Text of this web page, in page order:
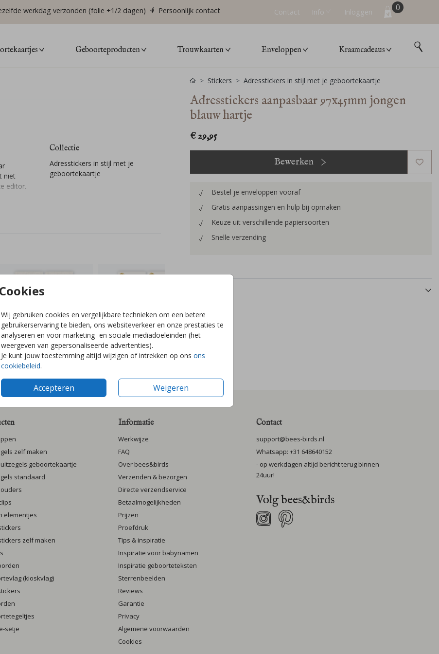
werkdag verzonden (folie +1/2 dagen) Persoonlijk contact Contact Info Inloggen 0
Geboorteproducten Trouwkaarten Enveloppen Kraamcadeaus
Cookies
Wij gebruiken cookies en vergelijkbare technieken om een betere
gebruikerservaring te bieden, ons websiteverkeer en onze prestaties te
analyseren en voor marketing- en sociale mediadoeleinden (het
weergeven van gepersonaliseerde advertenties).
Je kunt jouw toestemming altijd wijzigen of intrekken op ons ons
cookiebeleid.
Accepteren Weigeren
niet
editor.
Collectie
Adresstickers in stijl met je
geboortekaartje
Stickers Adresstickers in stijl met je geboortekaartje
Adresstickers aanpasbaar 97x45mm jongen
blauw hartje
€ 29,95
Bewerken
Bestel je enveloppen vooraf
Gratis aanpassingen en hulp bij opmaken
Keuze uit verschillende papiersoorten
Snelle verzending
zelf maken
geboortekaartje
standaard
elementjes
zelf maken
(kioskvlag)
setje
Informatie
Werkwijze
FAQ
Over bees&birds
Verzenden & bezorgen
Directe verzendservice
Betaalmogelijkheden
Prijzen
Proefdruk
Tips & inspiratie
Inspiratie voor babynamen
Inspiratie geboorteteksten
Sterrenbeelden
Reviews
Garantie
Privacy
Algemene voorwaarden
Cookies
Contact
support@bees-birds.nl
Whatsapp: +31 648640152
- op werkdagen altijd bericht terug binnen
24uur!
Volg bees&birds